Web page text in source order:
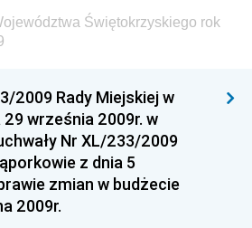
Ministra Finansów, Inwestycji i
Ministra Sportu
Ministra Funduszy i Polityki
Ministra Aktywów Państwowych
Ministra Zdrowia
Świętokrzyskiego rok
2009 Rady Miejskiej w
września 2009r. w
Nr XL/233/2009
z dnia 5
zmian w budżecie
2009r.